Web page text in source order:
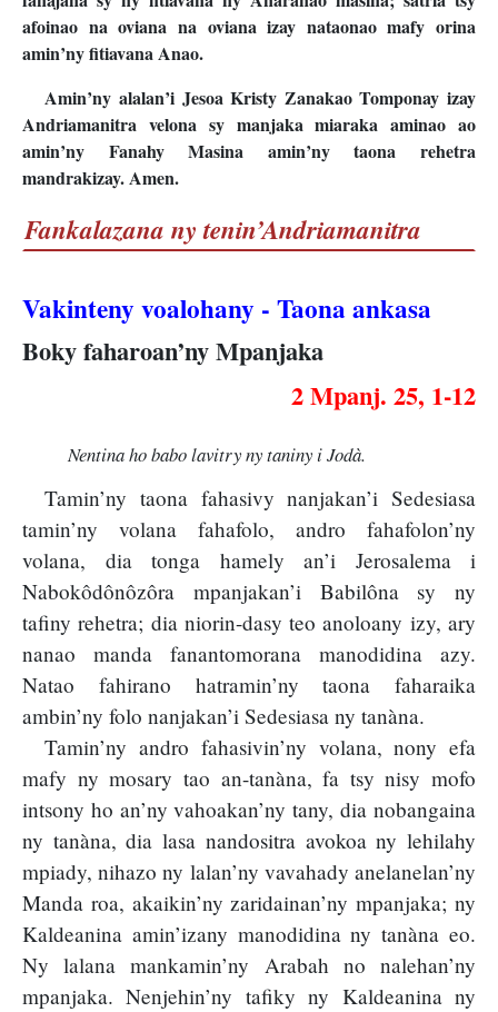
afoinao na oviana na oviana izay nataonao mafy orina
amin’ny fitiavana Anao.
Amin’ny alalan’i Jesoa Kristy Zanakao Tomponay izay
Andriamanitra velona sy manjaka miaraka aminao ao
amin’ny Fanahy Masina amin’ny taona rehetra
mandrakizay. Amen.
Fankalazana ny tenin’Andriamanitra
Vakinteny voalohany - Taona ankasa
Boky faharoan’ny Mpanjaka
2 Mpanj. 25, 1-12
Nentina ho babo lavitry ny taniny i Jodà.
Tamin’ny taona fahasivy nanjakan’i Sedesiasa
tamin’ny volana fahafolo, andro fahafolon’ny
volana, dia tonga hamely an’i Jerosalema i
Nabokôdônôzôra mpanjakan’i Babilôna sy ny
tafiny rehetra; dia niorin-dasy teo anoloany izy, ary
nanao manda fanantomorana manodidina azy.
Natao fahirano hatramin’ny taona faharaika
ambin’ny folo nanjakan’i Sedesiasa ny tanàna.
Tamin’ny andro fahasivin’ny volana, nony efa
mafy ny mosary tao an-tanàna, fa tsy nisy mofo
intsony ho an’ny vahoakan’ny tany, dia nobangaina
ny tanàna, dia lasa nandositra avokoa ny lehilahy
mpiady, nihazo ny lalan’ny vavahady anelanelan’ny
Manda roa, akaikin’ny zaridainan’ny mpanjaka; ny
Kaldeanina amin’izany manodidina ny tanàna eo.
Ny lalana mankamin’ny Arabah no nalehan’ny
mpanjaka. Nenjehin’ny tafiky ny Kaldeanina ny